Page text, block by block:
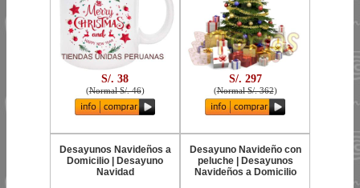
S/. 38
(Normal S/. 46)
S/. 297
(Normal S/. 362)
Desayunos Navideños a
Domicilio | Desayuno
Navidad
Desayuno Navideño con
peluche | Desayunos
Navideños a Domicilio